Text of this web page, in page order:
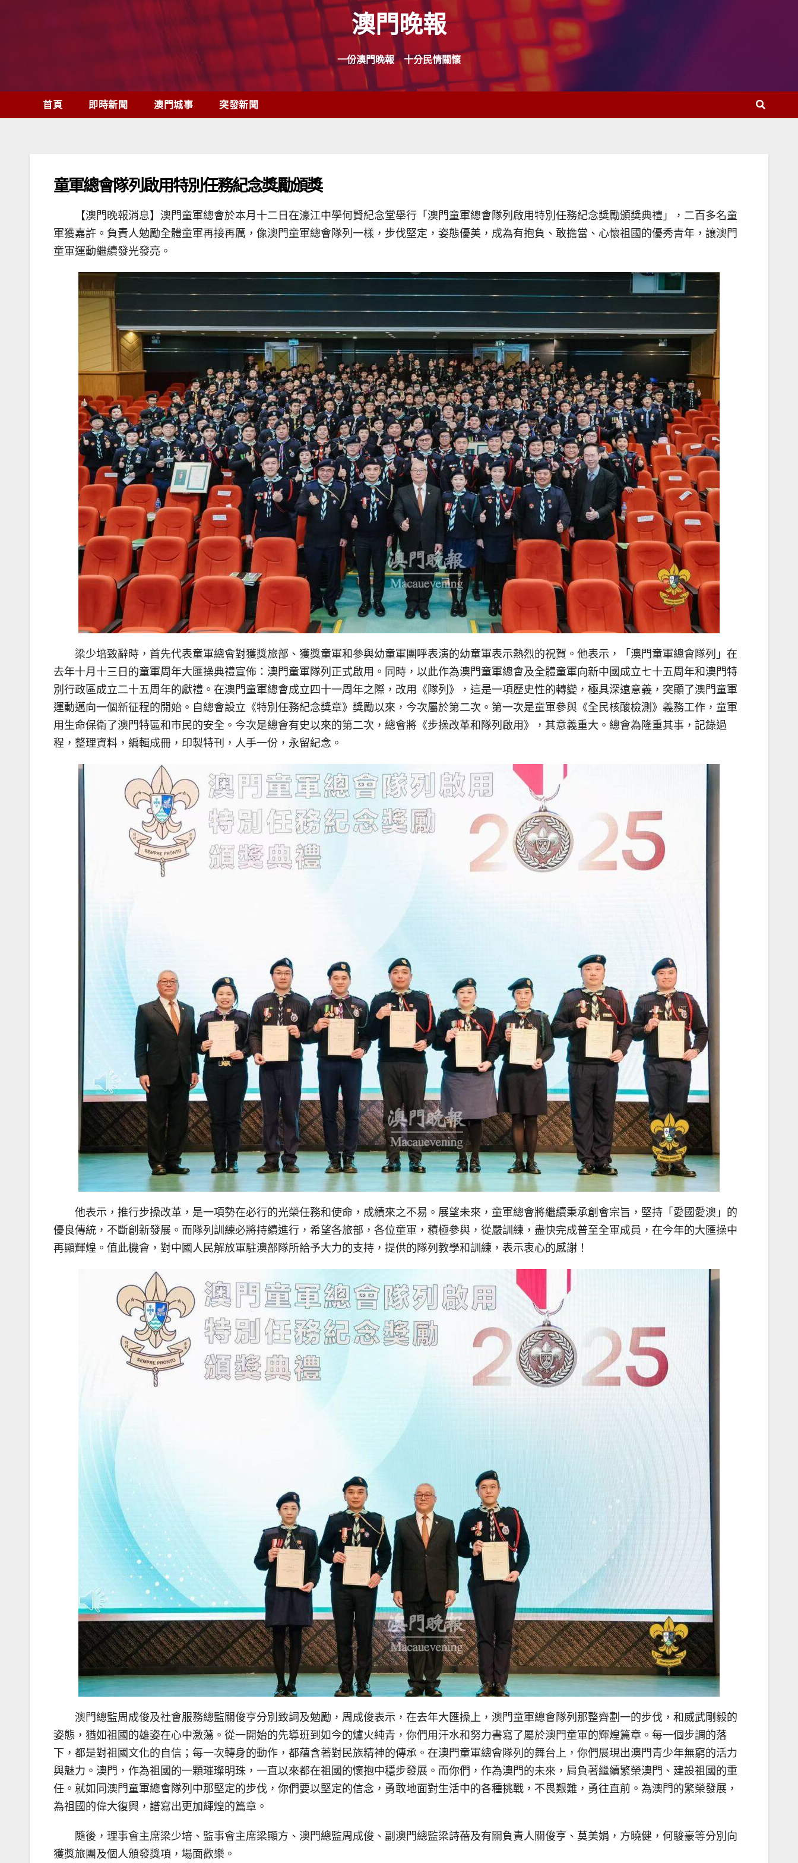
澳門晚報
一份澳門晚報 十分民情關懷
首頁 即時新聞 澳門城事 突發新聞
童軍總會隊列啟用特別任務紀念獎勵頒獎
【澳門晚報消息】澳門童軍總會於本月十二日在濠江中學何賢紀念堂舉行「澳門童軍總會隊列啟用特別任務紀念獎勵頒獎典禮」，二百多名童
軍獲嘉許。負責人勉勵全體童軍再接再厲，像澳門童軍總會隊列一樣，步伐堅定，姿態優美，成為有抱負、敢擔當、心懷祖國的優秀青年，讓澳門
童軍運動繼續發光發亮。
梁少培致辭時，首先代表童軍總會對獲獎旅部、獲獎童軍和參與幼童軍團呼表演的幼童軍表示熱烈的祝賀。他表示，「澳門童軍總會隊列」在
去年十月十三日的童軍周年大匯操典禮宣佈：澳門童軍隊列正式啟用。同時，以此作為澳門童軍總會及全體童軍向新中國成立七十五周年和澳門特
別行政區成立二十五周年的獻禮。在澳門童軍總會成立四十一周年之際，改用《隊列》，這是一項歷史性的轉變，極具深遠意義，突顯了澳門童軍
運動邁向一個新征程的開始。自總會設立《特別任務紀念獎章》獎勵以來，今次屬於第二次。第一次是童軍參與《全民核酸檢測》義務工作，童軍
用生命保衛了澳門特區和市民的安全。今次是總會有史以來的第二次，總會將《步操改革和隊列啟用》，其意義重大。總會為隆重其事，記錄過
程，整理資料，編輯成冊，印製特刊，人手一份，永留紀念。
他表示，推行步操改革，是一項勢在必行的光榮任務和使命，成績來之不易。展望未來，童軍總會將繼續秉承創會宗旨，堅持「愛國愛澳」的
優良傳統，不斷創新發展。而隊列訓練必將持續進行，希望各旅部，各位童軍，積極參與，從嚴訓練，盡快完成普至全軍成員，在今年的大匯操中
再顯輝煌。值此機會，對中國人民解放軍駐澳部隊所給予大力的支持，提供的隊列教學和訓練，表示衷心的感謝！
澳門總監周成俊及社會服務總監關俊亨分別致詞及勉勵，周成俊表示，在去年大匯操上，澳門童軍總會隊列那整齊劃一的步伐，和威武剛毅的
姿態，猶如祖國的雄姿在心中激蕩。從一開始的先導班到如今的爐火純青，你們用汗水和努力書寫了屬於澳門童軍的輝煌篇章。每一個步調的落
下，都是對祖國文化的自信；每一次轉身的動作，都蘊含著對民族精神的傳承。在澳門童軍總會隊列的舞台上，你們展現出澳門青少年無窮的活力
與魅力。澳門，作為祖國的一顆璀璨明珠，一直以來都在祖國的懷抱中穩步發展。而你們，作為澳門的未來，肩負著繼續繁榮澳門、建設祖國的重
任。就如同澳門童軍總會隊列中那堅定的步伐，你們要以堅定的信念，勇敢地面對生活中的各種挑戰，不畏艱難，勇往直前。為澳門的繁榮發展，
為祖國的偉大復興，譜寫出更加輝煌的篇章。
隨後，理事會主席梁少培、監事會主席梁顯方、澳門總監周成俊、副澳門總監梁詩蓓及有關負責人關俊亨、莫美娟，方曉健，何駿豪等分別向
獲獎旅團及個人頒發獎項，場面歡樂。